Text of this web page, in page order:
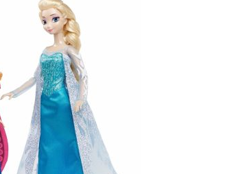
Passwort vergessen?